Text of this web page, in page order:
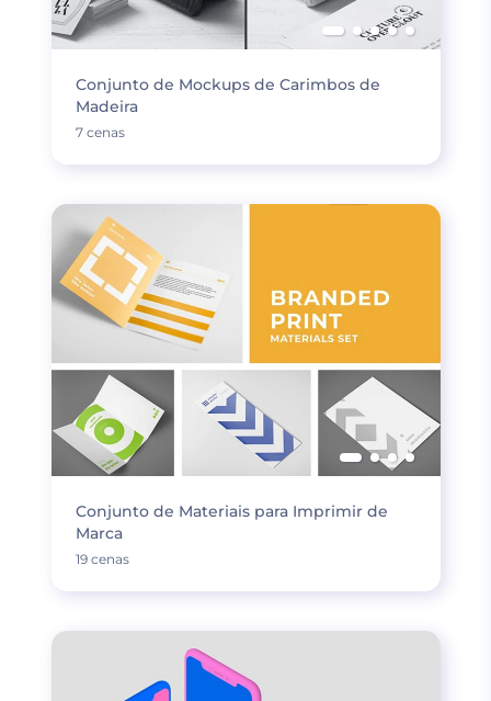
Conjunto de Mockups de Carimbos de
Madeira
7 cenas
Conjunto de Materiais para Imprimir de
Marca
19 cenas